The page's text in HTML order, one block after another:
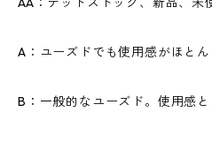
A：ユーズドでも使用感がほと
B：一般的なユーズド。使用感